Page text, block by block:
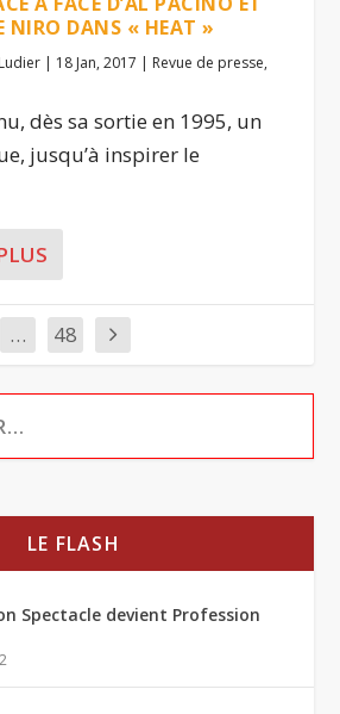
NIRO DANS « HEAT »
| 18 Jan, 2017 | Revue de presse,
dès sa sortie en 1995, un
jusqu’à inspirer le
… 48
LE FLASH
Spectacle devient Profession